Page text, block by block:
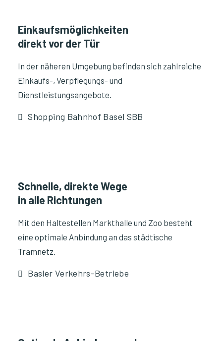
Einkaufsmöglichkeiten
direkt vor der Tür
In der näheren Umgebung befinden sich zahlreiche
Einkaufs-, Verpflegungs- und
Dienstleistungsangebote.
Shopping Bahnhof Basel SBB
Schnelle, direkte Wege
in alle Richtungen
Mit den Haltestellen Markthalle und Zoo besteht
eine optimale Anbindung an das städtische
Tramnetz.
Basler Verkehrs-Betriebe